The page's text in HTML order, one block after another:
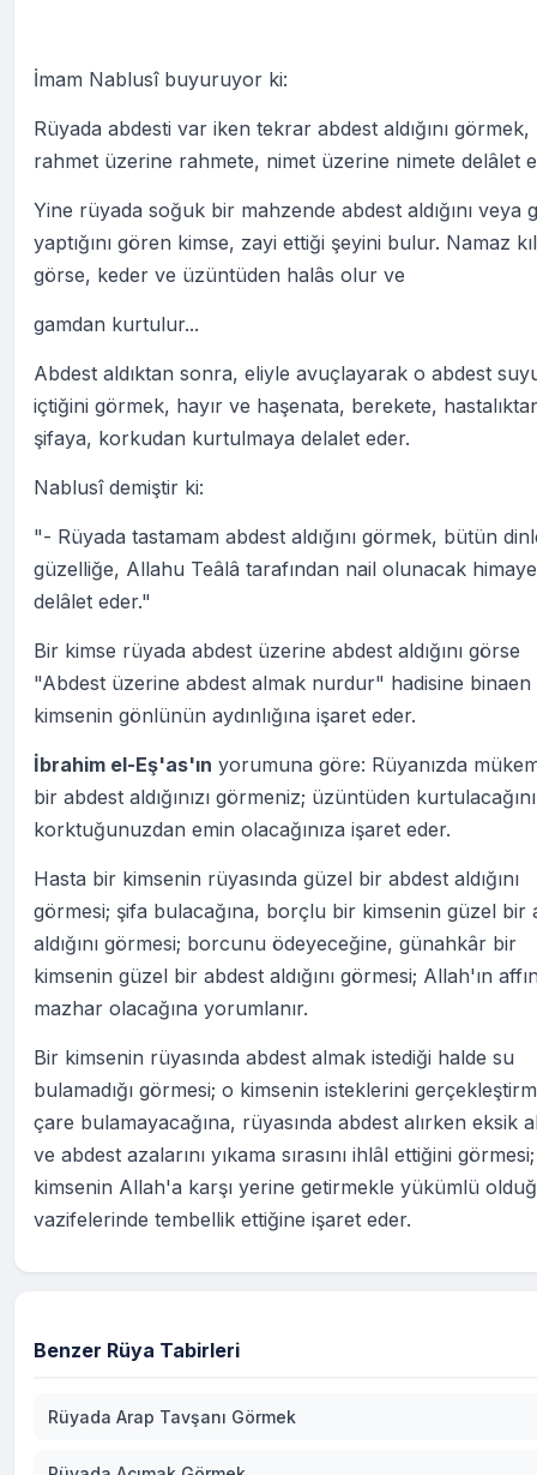
İmam Nablusî buyuruyor ki:
Rüyada abdesti var iken tekrar abdest aldığını görmek,
rahmet üzerine rahmete, nimet üzerine nimete delâlet
Yine rüyada soğuk bir mahzende abdest aldığını veya
yaptığını gören kimse, zayi ettiği şeyini bulur. Namaz
görse, keder ve üzüntüden halâs olur ve
gamdan kurtulur...
Abdest aldıktan sonra, eliyle avuçlayarak o abdest
içtiğini görmek, hayır ve haşenata, berekete,
şifaya, korkudan kurtulmaya delalet eder.
Nablusî demiştir ki:
"- Rüyada tastamam abdest aldığını görmek, bütün
güzelliğe, Allahu Teâlâ tarafından nail olunacak
delâlet eder."
Bir kimse rüyada abdest üzerine abdest aldığını görse
"Abdest üzerine abdest almak nurdur" hadisine binaen
kimsenin gönlünün aydınlığına işaret eder.
İbrahim el-Eş'as'ın yorumuna göre: Rüyanızda
bir abdest aldığınızı görmeniz; üzüntüden
korktuğunuzdan emin olacağınıza işaret eder.
Hasta bir kimsenin rüyasında güzel bir abdest aldığını
görmesi; şifa bulacağına, borçlu bir kimsenin güzel bir
aldığını görmesi; borcunu ödeyeceğine, günahkâr bir
kimsenin güzel bir abdest aldığını görmesi; Allah'ın
mazhar olacağına yorumlanır.
Bir kimsenin rüyasında abdest almak istediği halde su
bulamadığı görmesi; o kimsenin isteklerini
çare bulamayacağına, rüyasında abdest alırken eksik
ve abdest azalarını yıkama sırasını ihlâl ettiğini
kimsenin Allah'a karşı yerine getirmekle yükümlü
vazifelerinde tembellik ettiğine işaret eder.
Benzer Rüya Tabirleri
Rüyada Arap Tavşanı Görmek